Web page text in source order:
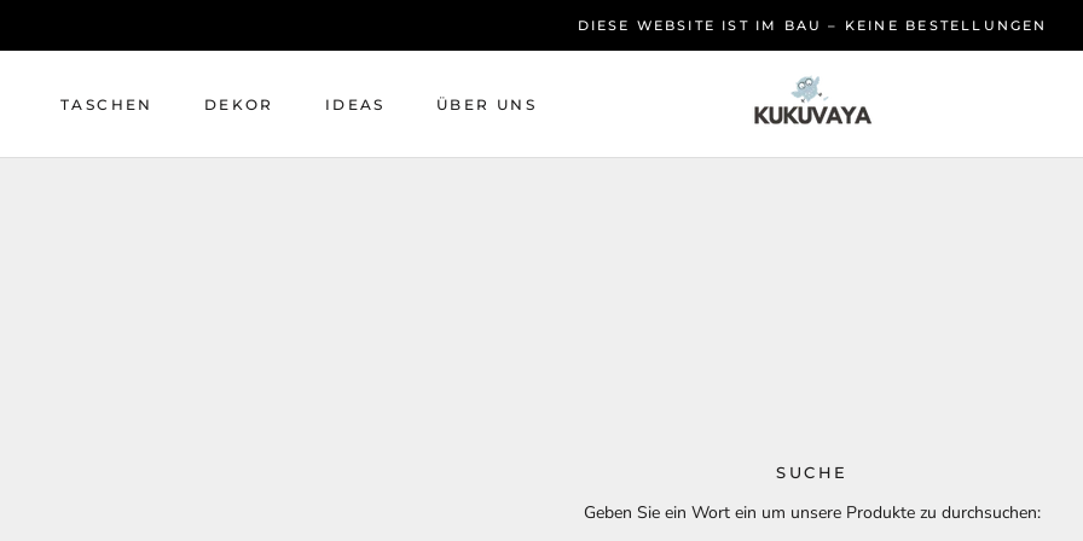
DIESE WEBSITE IST IM BAU – KEINE BESTELLUNGEN
TASCHEN DEKOR IDEAS ÜBER UNS
SUCHE
Geben Sie ein Wort ein um unsere Produkte zu durchsuchen: